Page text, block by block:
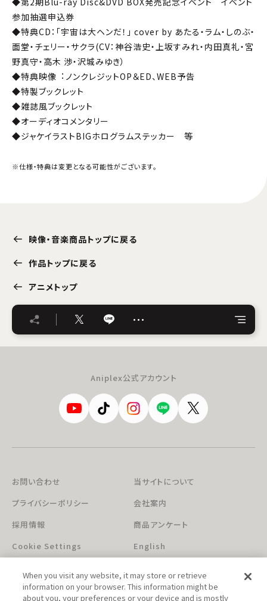
参加抽選申込券
◆特典CD：「宇宙は大ヘンだ！」 cover by あたる・ラム・しのぶ・
面堂・チェリー・サクラ(CV：神谷浩史・上坂すみれ・内田真礼・宮
野真守・高木 渉・沢城みゆき）
◆特典映像︓ノンクレジットOP＆ED、WEB予告
◆特製ブックレット
◆雑誌風ブックレット
◆オーディオコメンタリー
◆ジャケイラストBIGホログラムステッカー 等
※仕様・特典は変更となる可能性がございます。
映像・音楽商品トップに戻る
作品トップに戻る
アニメトップ
…
Aniplex公式アカウント
お問い合わせ
当サイトについて
プライバシーポリシー
会社案内
採用情報
商品アンケート
Cookie Settings
English
When you visit any website, it may store or retrieve
information on your browser. This information might be
about you, your preferences or your device and is mostly